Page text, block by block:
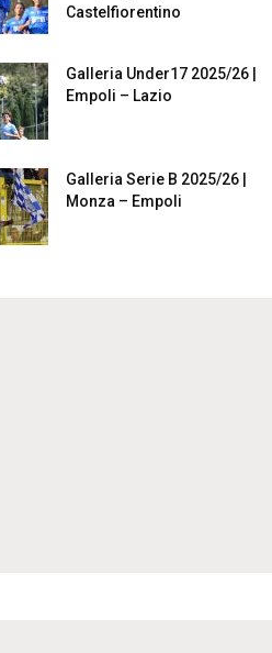
Castelfiorentino
Galleria Under17 2025/26 |
Empoli – Lazio
Galleria Serie B 2025/26 |
Monza – Empoli